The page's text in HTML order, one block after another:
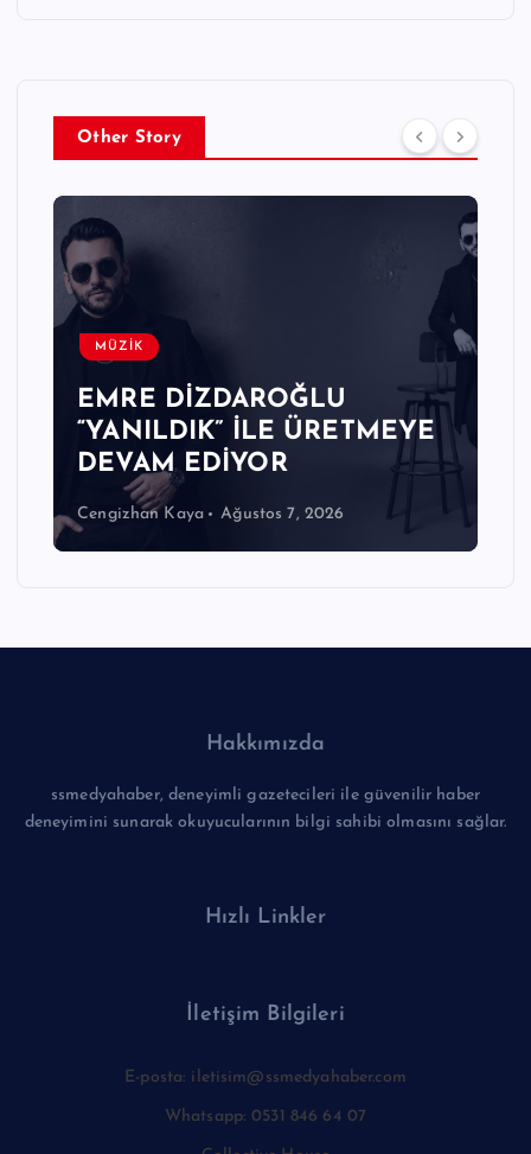
Other Story
MÜZİK
EMRE DİZDAROĞLU
“YANILDIK” İLE ÜRETMEYE
DEVAM EDİYOR
Cengizhan Kaya Ağustos 7, 2026
Hakkımızda
ssmedyahaber, deneyimli gazetecileri ile güvenilir haber
deneyimini sunarak okuyucularının bilgi sahibi olmasını sağlar.
Hızlı Linkler
İletişim Bilgileri
E-posta: iletisim@ssmedyahaber.com
Whatsapp: 0531 846 64 07